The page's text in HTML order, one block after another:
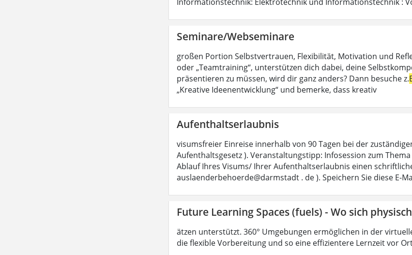
Seminare/Webseminare
großen Portion Selbstvertrauen, Flexibilität, Motivation und
oder „Teamtraining“, unterstützen dich dabei, deine
präsentieren zu müssen, wird dir ganz anders? Dann besuche z.
„Kreative Ideenentwicklung“ und bemerke, dass kreativ
Aufenthaltserlaubnis
visumsfreier Einreise innerhalb von 90 Tagen bei der
Aufenthaltsgesetz ). Veranstaltungstipp: Infosession zum
Ablauf Ihres Visums/ Ihrer Aufenthaltserlaubnis einen
auslaenderbehoerde@darmstadt . de ). Speichern Sie diese E-
Future Learning Spaces (fuels) - Wo sich
ätzen unterstützt. 360° Umgebungen ermöglichen in der
die flexible Vorbereitung und so eine effizientere Lernzeit vor